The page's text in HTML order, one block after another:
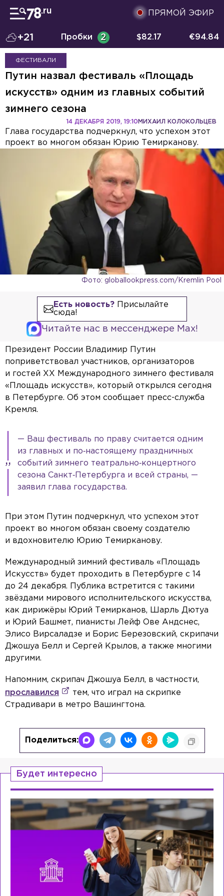
ПРЯМОЙ ЭФИР
+21 Пробки 2 $82.17 €94.84
ФЕСТИВАЛИ
Путин назвал фестиваль «Площадь
искусств» одним из главных событий
зимнего сезона
МИХАИЛ КОЛОКОЛЬЦЕВ
14 ДЕКАБРЯ 2019, 19:10
Глава государства подчеркнул, что успехом этот
проект во многом обязан Юрию Темирканову.
Фото: globallookpress.com/Kremlin Pool
Есть новость?Присылайте
сюда!
Читайте нас в мессенджере Max!
Президент России Владимир Путин
поприветствовал участников, организаторов
и гостей XX Международного зимнего фестиваля
«Площадь искусств», который открылся сегодня
в Петербурге. Об этом сообщает пресс-служба
Кремля.
— Ваш фестиваль по праву считается одним
из главных и по‑настоящему праздничных
событий зимнего театрально‑концертного
сезона Санкт‑Петербурга и всей страны, —
заявил глава государства.
При этом Путин подчеркнул, что успехом этот
проект во многом обязан своему создателю
и вдохновителю Юрию Темирканову.
Международный зимний фестиваль «Площадь
Искусств» будет проходить в Петербурге с 14
до 24 декабря. Публика встретится с такими
звёздами мирового исполнительского искусства,
как дирижёры Юрий Темирканов, Шарль Дютуа
и Юрий Башмет, пианисты Лейф Ове Андснес,
Элисо Вирсаладзе и Борис Березовский, скрипачи
Джошуа Белл и Сергей Крылов, а также многими
другими.
Напомним, скрипач Джошуа Белл, в частности,
прославился
тем, что играл на скрипке
Страдивари в метро Вашингтона.
Поделиться:
Будет интересно